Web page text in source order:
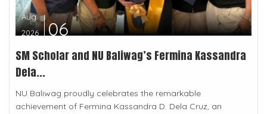
Aug
2026
06
SM Scholar and NU Baliwag’s Fermina Kassandra
Dela...
NU Baliwag proudly celebrates the remarkable
achievement of Fermina Kassandra D. Dela Cruz, an